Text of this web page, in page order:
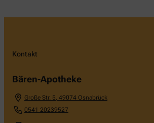
Kontakt
Bären-Apotheke
Große Str. 5 49074 Osnabrück
0541 20239527